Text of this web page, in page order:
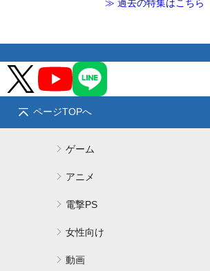
≫ 過去の特集はこちら
ページTOPへ
ゲーム
アニメ
電撃PS
女性向け
動画